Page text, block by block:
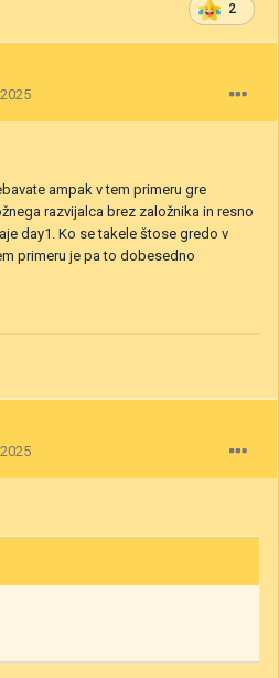
2
ampak v tem primeru gre
razvijalca brez založnika in resno
day1. Ko se takele štose gredo v
primeru je pa to dobesedno